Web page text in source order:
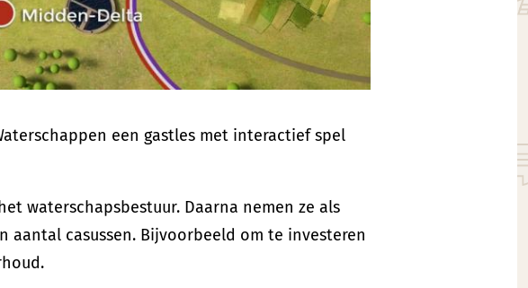
een gastles met interactief spel
waterschapsbestuur. Daarna nemen ze als
aantal casussen. Bijvoorbeeld om te investeren